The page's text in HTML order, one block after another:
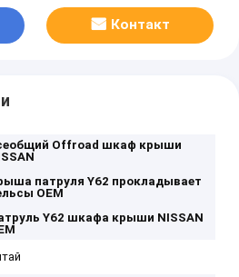
Контакт
Offroad шкаф крыши
патруля Y62 прокладывает
OEM
Y62 шкафа крыши NISSAN